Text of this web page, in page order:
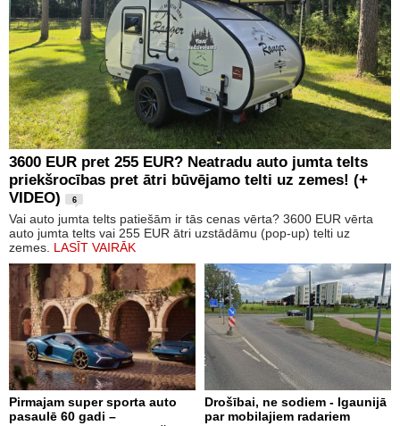
3600 EUR pret 255 EUR? Neatradu auto jumta telts
priekšrocības pret ātri būvējamo telti uz zemes! (+
VIDEO)
6
Vai auto jumta telts patiešām ir tās cenas vērta? 3600 EUR vērta
auto jumta telts vai 255 EUR ātri uzstādāmu (pop-up) telti uz
zemes. LASĪT VAIRĀK
Pirmajam super sporta auto
pasaulē 60 gadi –
Drošībai, ne sodiem - Igaunijā
par mobilajiem radariem